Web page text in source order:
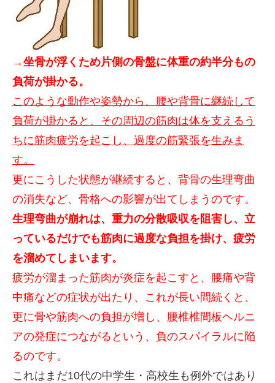
→坐骨が浮くため片側の骨盤に体重の約半分もの
負荷が掛かる。
このような動作や姿勢から、腰や背骨に継続して
負荷が掛かると、その周辺の筋肉は体を支えるう
ちに筋肉疲労を起こし、過度の筋緊張を生みま
す。
更にこうした状態が継続すると、背骨の生理弯曲
の消失など、骨格への影響が出てしまうのです。
生理弯曲が崩れは、重力の分散吸収を阻害し、立
っているだけでも筋肉に過度な負担を掛け、疲労
を溜めてしまいます。
疲労が溜まった筋肉が炎症を起こすと、腰痛や背
中痛などの症状が出たり、これが長い間続くと、
更に骨や筋肉への負担が増し、腰椎椎間板ヘルニ
アの発症につながるという、負のスパイラルに陥
るのです。
これはまだ10代の中学生・高校生も例外ではあり